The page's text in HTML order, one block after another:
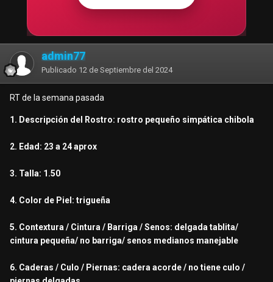
admin77
Publicado 12 de Septiembre del 2024
RT de la semana pasada
1. Descripción del Rostro: rostro pequeño simpática chibola
2. Edad: 23 a 24 aprox
3. Talla: 1.50
4. Color de Piel: trigueña
5. Contextura / Cintura / Barriga / Senos: delgada tablita/
cintura pequeña/ no barriga/ senos medianos manejable
6. Caderas / Culo / Piernas: cadera acorde / no tiene culo /